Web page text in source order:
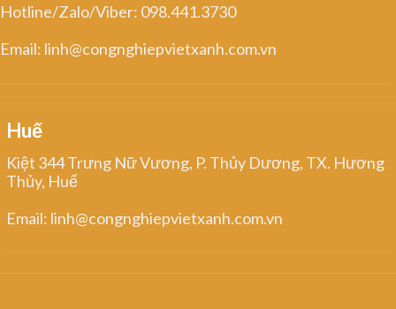
Hotline/Zalo/Viber: 098.441.3730
Email: linh@congnghiepvietxanh.com.vn
Huế
Kiệt 344 Trưng Nữ Vương, P. Thủy Dương, TX. Hương
Thủy, Huế
Email: linh@congnghiepvietxanh.com.vn